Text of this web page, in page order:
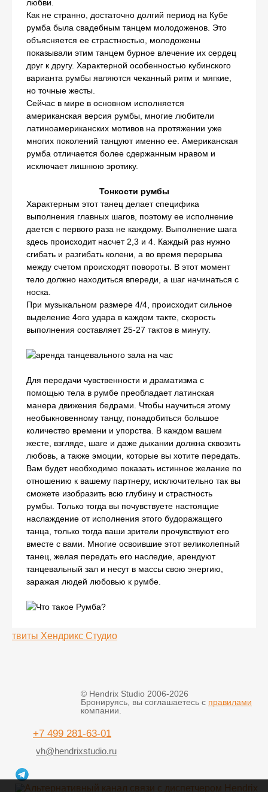
любви.
Как не странно, достаточно долгий период на Кубе
румба была свадебным танцем молодоженов. Это
объясняется ее страстностью, молодожены
показывали этим танцем бурное влечение их сердец
друг к другу. Характерной особенностью кубинского
варианта румбы являются чеканный ритм и мягкие,
но точные жесты.
Сейчас в мире в основном исполняется
американская версия румбы, многие любители
латиноамериканских мотивов на протяжении уже
многих поколений танцуют именно ее. Американская
румба отличается более сдержанным нравом и
исключает лишнюю эротику.
Тонкости румбы
Характерным этот танец делает специфика
выполнения главных шагов, поэтому ее исполнение
дается с первого раза не каждому. Выполнение шага
здесь происходит насчет 2,3 и 4. Каждый раз нужно
сгибать и разгибать колени, а во время перерыва
между счетом происходят повороты. В этот момент
тело должно находиться впереди, а шаг начинаться с
носка.
При музыкальном размере 4/4, происходит сильное
выделение 4ого удара в каждом такте, скорость
выполнения составляет 25-27 тактов в минуту.
Для передачи чувственности и драматизма с
помощью тела в румбе преобладает латинская
манера движения бедрами. Чтобы научиться этому
необыкновенному танцу, понадобиться большое
количество времени и упорства. В каждом вашем
жесте, взгляде, шаге и даже дыхании должна сквозить
любовь, а также эмоции, которые вы хотите передать.
Вам будет необходимо показать истинное желание по
отношению к вашему партнеру, исключительно так вы
сможете изобразить всю глубину и страстность
румбы. Только тогда вы почувствуете настоящие
наслаждение от исполнения этого будоражащего
танца, только тогда ваши зрители прочувствуют его
вместе с вами. Многие освоившие этот великолепный
танец, желая передать его наследие, арендуют
танцевальный зал и несут в массы свою энергию,
заражая людей любовью к румбе.
твиты Хендрикс Студио
© Hendrix Studio 2006-2026
Бронируясь, вы соглашаетесь с правилами
компании.
+7 499 281-63-01
vh@hendrixstudio.ru